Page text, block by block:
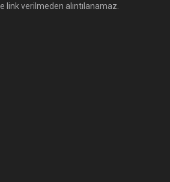
link verilmeden alıntılanamaz.